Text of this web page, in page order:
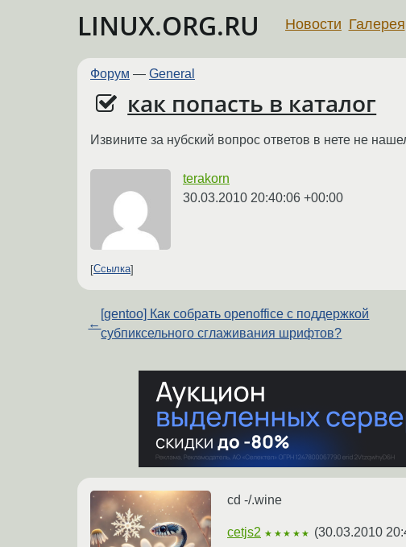
LINUX.ORG.RU Новости Галерея
Форум — General
как попасть в каталог
Извините за нубский вопрос ответов в нете не
terakorn
30.03.2010 20:40:06 +00:00
Ссылка
←
[gentoo] Как собрать openoffice с поддержкой
субпиксельного сглаживания шрифтов?
cd -/.wine
cetjs2 ★★★★★ (30.03.2010